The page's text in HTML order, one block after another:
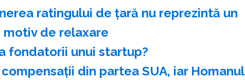
ratingului de ţară nu reprezintă un
motiv de relaxare
fondatorii unui startup?
din partea SUA, iar Homanul